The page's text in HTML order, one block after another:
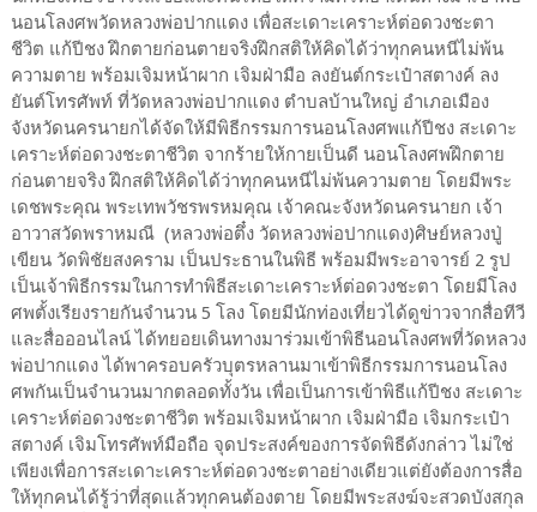
นอนโลงศพวัดหลวงพ่อปากแดง เพื่อสะเดาะเคราะห์ต่อดวงชะตา
ชีวิต แก้ปีชง ฝึกตายก่อนตายจริงฝึกสติให้คิดได้ว่าทุกคนหนีไม่พ้น
ความตาย พร้อมเจิมหน้าผาก เจิมฝ่ามือ ลงยันต์กระเป๋าสตางค์ ลง
ยันต์โทรศัพท์ ที่วัดหลวงพ่อปากแดง ตำบลบ้านใหญ่ อำเภอเมือง
จังหวัดนครนายกได้จัดให้มีพิธีกรรมการนอนโลงศพแก้ปีชง สะเดาะ
เคราะห์ต่อดวงชะตาชีวิต จากร้ายให้กายเป็นดี นอนโลงศพฝึกตาย
ก่อนตายจริง ฝึกสติให้คิดได้ว่าทุกคนหนีไม่พ้นความตาย โดยมีพระ
เดชพระคุณ พระเทพวัชรพรหมคุณ เจ้าคณะจังหวัดนครนายก เจ้า
อาวาสวัดพราหมณี (หลวงพ่อตึ๋ง วัดหลวงพ่อปากแดง)ศิษย์หลวงปู่
เขียน วัดพิชัยสงคราม เป็นประธานในพิธี พร้อมมีพระอาจารย์ 2 รูป
เป็นเจ้าพิธีกรรมในการทำพิธีสะเดาะเคราะห์ต่อดวงชะตา โดยมีโลง
ศพตั้งเรียงรายกันจำนวน 5 โลง โดยมีนักท่องเที่ยวได้ดูข่าวจากสื่อทีวี
และสื่อออนไลน์ ได้ทยอยเดินทางมาร่วมเข้าพิธีนอนโลงศพที่วัดหลวง
พ่อปากแดง ได้พาครอบครัวบุตรหลานมาเข้าพิธีกรรมการนอนโลง
ศพกันเป็นจำนวนมากตลอดทั้งวัน เพื่อเป็นการเข้าพิธีแก้ปีชง สะเดาะ
เคราะห์ต่อดวงชะตาชีวิต พร้อมเจิมหน้าผาก เจิมฝ่ามือ เจิมกระเป๋า
สตางค์ เจิมโทรศัพท์มือถือ จุดประสงค์ของการจัดพิธีดังกล่าว ไม่ใช่
เพียงเพื่อการสะเดาะเคราะห์ต่อดวงชะตาอย่างเดียวแต่ยังต้องการสื่อ
ให้ทุกคนได้รู้ว่าที่สุดแล้วทุกคนต้องตาย โดยมีพระสงฆ์จะสวดบังสกุล